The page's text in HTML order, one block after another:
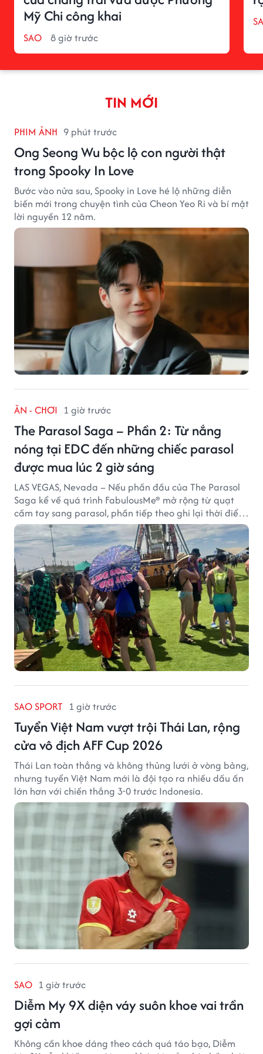
Mỹ Chi công khai
SAO 8 giờ trước
TIN MỚI
PHIM ẢNH 9 phút trước
Ong Seong Wu bộc lộ con người thật
trong Spooky In Love
Bước vào nửa sau, Spooky in Love hé lộ những diễn
biến mới trong chuyện tình của Cheon Yeo Ri và bí mật
lời nguyền 12 năm.
ĂN - CHƠI 1 giờ trước
The Parasol Saga – Phần 2: Từ nắng
nóng tại EDC đến những chiếc parasol
được mua lúc 2 giờ sáng
LAS VEGAS, Nevada – Nếu phần đầu của The Parasol
Saga kể về quá trình FabulousMe® mở rộng từ quạt
cầm tay sang parasol, phần tiếp theo ghi lại thời điểm
sản phẩm được thị trường đón nhận và dần vượt khỏi
công năng che nắng thông thường.
SAO SPORT 1 giờ trước
Tuyển Việt Nam vượt trội Thái Lan, rộng
cửa vô địch AFF Cup 2026
Thái Lan toàn thắng và không thủng lưới ở vòng bảng,
nhưng tuyển Việt Nam mới là đội tạo ra nhiều dấu ấn
lớn hơn với chiến thắng 3-0 trước Indonesia.
SAO 1 giờ trước
Diễm My 9X diện váy suôn khoe vai trần
gợi cảm
Không cần khoe dáng theo cách quá táo bạo, Diễm